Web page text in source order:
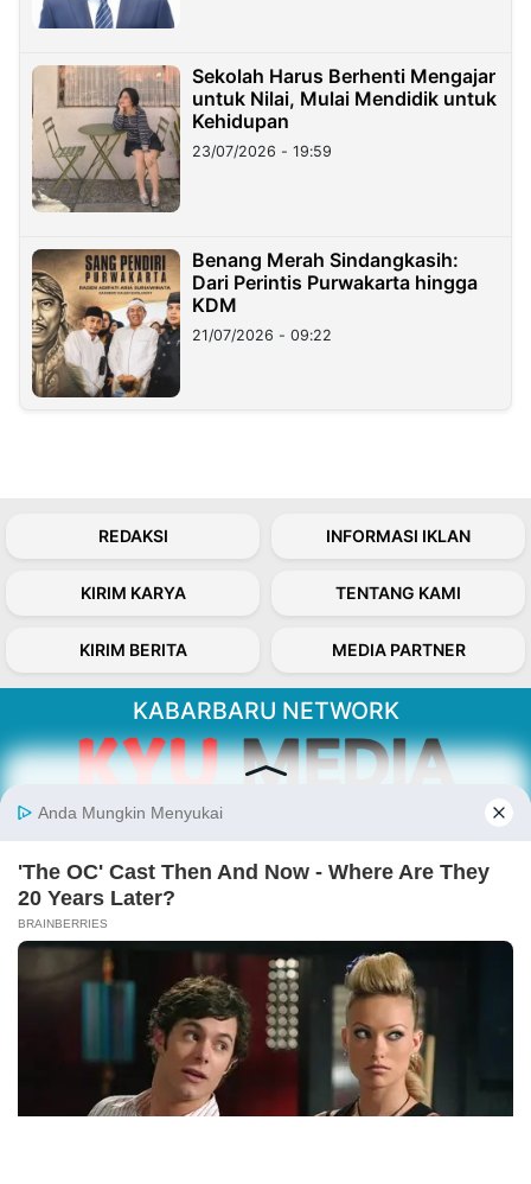
Sekolah Harus Berhenti Mengajar
untuk Nilai, Mulai Mendidik untuk
Kehidupan
23/07/2026 - 19:59
Benang Merah Sindangkasih:
Dari Perintis Purwakarta hingga
KDM
21/07/2026 - 09:22
REDAKSI INFORMASI IKLAN
KIRIM KARYA TENTANG KAMI
KIRIM BERITA MEDIA PARTNER
KABARBARU NETWORK
Kabarbaru.co menyajikan berita aktual dan
Follow Kabarbaru